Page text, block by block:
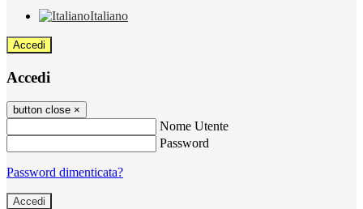
Italiano
Accedi
Accedi
button close ×
Nome Utente
Password
Password dimenticata?